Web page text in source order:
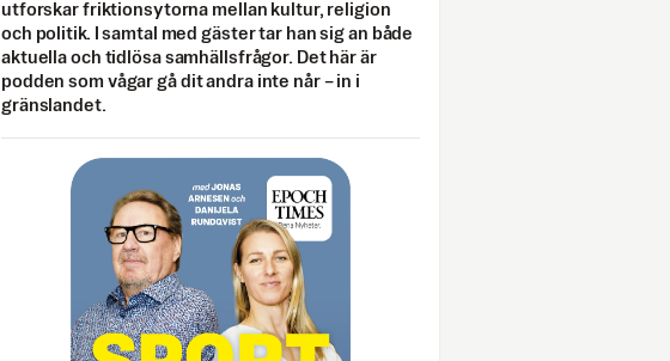
utforskar friktionsytorna mellan kultur, religion
och politik. I samtal med gäster tar han sig an både
aktuella och tidlösa samhällsfrågor. Det här är
podden som vågar gå dit andra inte når – in i
gränslandet.